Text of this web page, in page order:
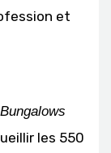
et
les 550